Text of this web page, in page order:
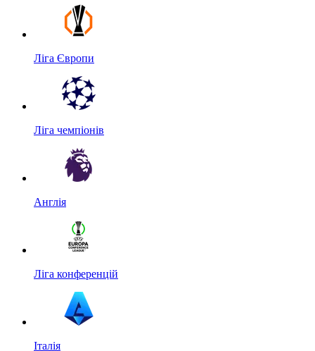
Ліга Європи
Ліга чемпіонів
Англія
Ліга конференцій
Італія